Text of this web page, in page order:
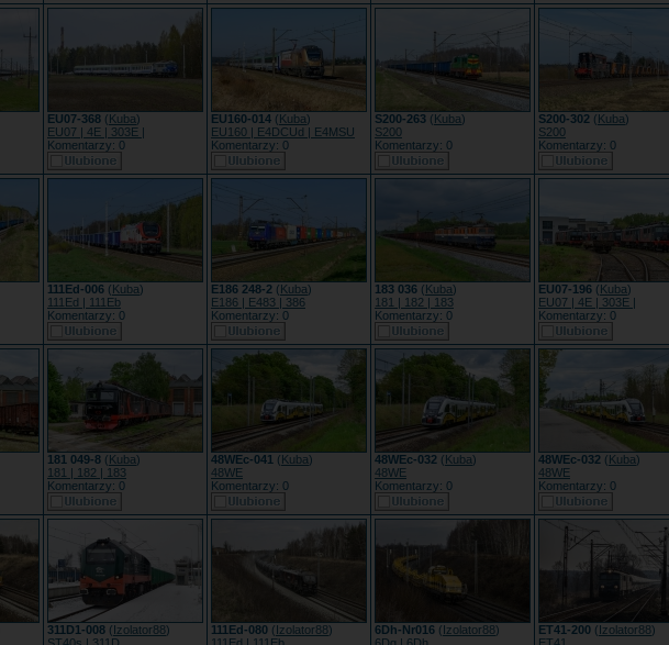
EU07-368 (Kuba)
EU07 | 4E | 303E |
Komentarzy: 0
EU160-014 (Kuba)
EU160 | E4DCUd | E4MSU
Komentarzy: 0
S200-263 (Kuba)
S200
Komentarzy: 0
S200-302 (Kuba)
S200
Komentarzy: 0
111Ed-006 (Kuba)
111Ed | 111Eb
Komentarzy: 0
E186 248-2 (Kuba)
E186 | E483 | 386
Komentarzy: 0
183 036 (Kuba)
181 | 182 | 183
Komentarzy: 0
EU07-196 (Kuba)
EU07 | 4E | 303E |
Komentarzy: 0
181 049-8 (Kuba)
181 | 182 | 183
Komentarzy: 0
48WEc-041 (Kuba)
48WE
Komentarzy: 0
48WEc-032 (Kuba)
48WE
Komentarzy: 0
48WEc-032 (Kuba)
48WE
Komentarzy: 0
311D1-008 (Izolator88)
111Ed-080 (Izolator88)
6Dh-Nr016 (Izolator88)
ET41-200 (Izolator88)